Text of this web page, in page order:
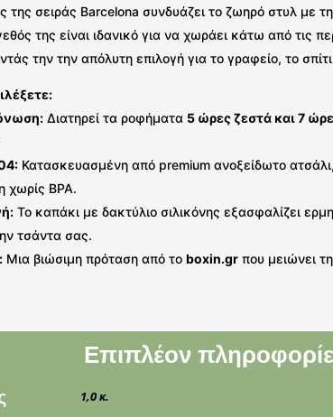
της σειράς Barcelona συνδυάζει το ζωηρό στυλ με
της είναι ιδανικό για να χωράει κάτω από τις
την την απόλυτη επιλογή για το γραφείο, το
Διατηρεί τα ροφήματα 5 ώρες ζεστά και 7
Κατασκευασμένη από premium ανοξείδωτο
χωρίς BPA.
Το καπάκι με δακτύλιο σιλικόνης εξασφαλίζει
τσάντα σας.
Μια βιώσιμη πρόταση από τοboxin.gr που μειώνει
Επιπλέον
1,0 κ.